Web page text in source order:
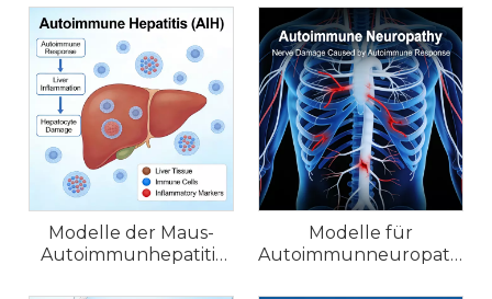
(AIHA) der Maus
Modelle der Maus-
Autoimmunhepatitis
Modelle für
Autoimmunneuropathie